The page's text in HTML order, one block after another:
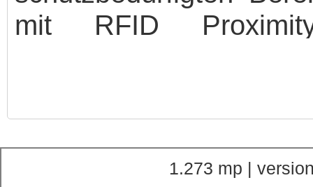
mit RFID
überwachen wer,
mit über einen1.273 mp |